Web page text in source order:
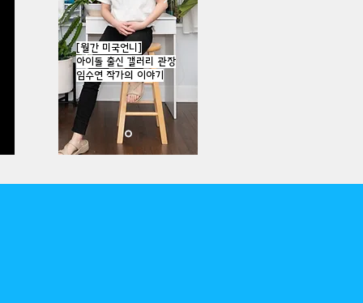
[월간 미국언니]
아이돌 출신 갤러리 관장
임수연 작가의 이야기